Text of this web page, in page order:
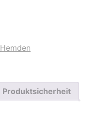
Hemden
Produktsicherheit